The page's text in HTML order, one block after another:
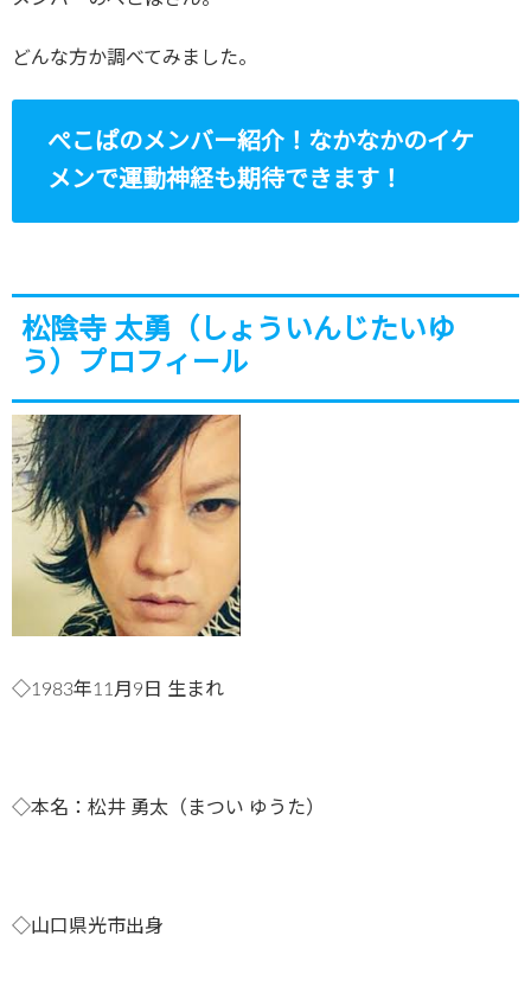
どんな方か調べてみました。
ぺこぱのメンバー紹介！なかなかのイケ
メンで運動神経も期待できます！
松陰寺 太勇（しょういんじたいゆ
う）プロフィール
◇1983年11月9日 生まれ
◇本名：松井 勇太（まつい ゆうた）
◇山口県光市出身